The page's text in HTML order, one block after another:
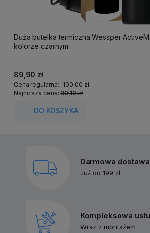
Duża butelka termiczna Wessper
kolorze czarnym.
89,90 zł
Cena regularna: 100,00 zł
Najniższa cena: 80,10 zł
DO KOSZYKA
Darmowa dostawa
Już od 199 zł
Kompleksowa
Wraz z montażem